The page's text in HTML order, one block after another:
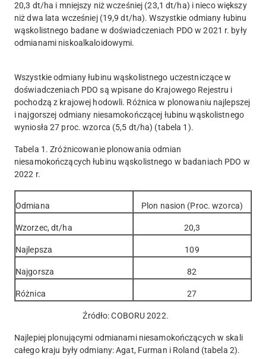
20,3 dt/ha i mniejszy niż wcześniej (23,1 dt/ha) i nieco większy
niż dwa lata wcześniej (19,9 dt/ha). Wszystkie odmiany łubinu
wąskolistnego badane w doświadczeniach PDO w 2021 r. były
odmianami niskoalkaloidowymi.
Wszystkie odmiany łubinu wąskolistnego uczestniczące w
doświadczeniach PDO są wpisane do Krajowego Rejestru i
pochodzą z krajowej hodowli. Różnica w plonowaniu najlepszej
i najgorszej odmiany niesamokończącej łubinu wąskolistnego
wyniosła 27 proc. wzorca (5,5 dt/ha) (tabela 1).
Tabela 1. Zróżnicowanie plonowania odmian
niesamokończących łubinu wąskolistnego w badaniach PDO w
2022 r.
Odmiana Plon nasion (Proc. wzorca)
Wzorzec, dt/ha 20,3
Najlepsza 109
Najgorsza 82
Różnica 27
Źródło: COBORU 2022.
Najlepiej plonującymi odmianami niesamokończących w skali
całego kraju były odmiany: Agat, Furman i Roland (tabela 2).